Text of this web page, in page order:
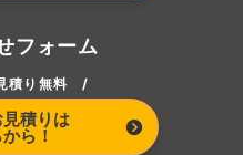
フォーム
積り無料 /
積りは
ら！